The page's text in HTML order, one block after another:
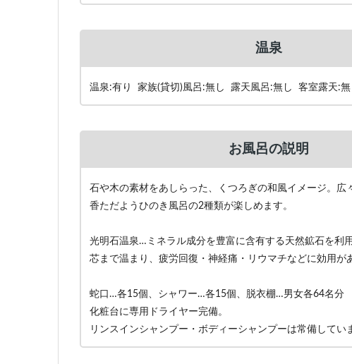
温泉
温泉:有り 家族(貸切)風呂:無し 露天風呂:無し 客室露天:無
お風呂の説明
石や木の素材をあしらった、くつろぎの和風イメージ。広
香ただようひのき風呂の2種類が楽しめます。
光明石温泉…ミネラル成分を豊富に含有する天然鉱石を利
芯まで温まり、疲労回復・神経痛・リウマチなどに効用が
蛇口…各15個、シャワー…各15個、脱衣棚…男女各64名分
化粧台に専用ドライヤー完備。
リンスインシャンプー・ボディーシャンプーは常備してい